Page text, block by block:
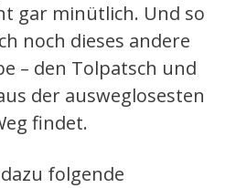
gar minütlich. Und so
noch dieses andere
– den Tolpatsch und
der ausweglosesten
findet.
folgende